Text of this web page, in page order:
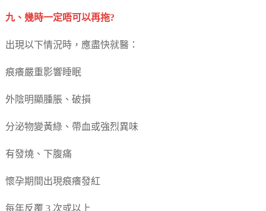
九、幾時一定唔可以再拖?
出現以下情況時，應盡快就醫：
痕癢嚴重影響睡眠
外陰明顯腫脹、破損
分泌物變黃綠、帶血或強烈異味
有發燒、下腹痛
懷孕期間出現痕癢發紅
每年反覆 3 次或以上